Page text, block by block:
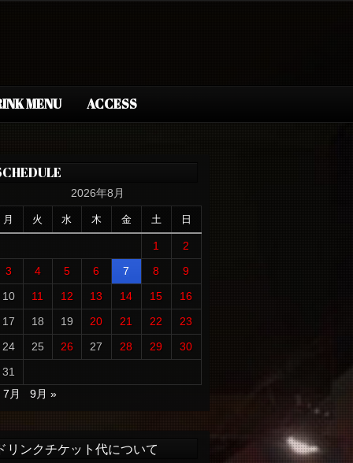
MENU ACCESS
2026年8月
月 火 水 木 金 土 日
1
2
3
4 5 6 7 8
9
10
11 12 13 14 15
16
17
18 19 20 21 22
23
24
25 26 27 28 29
30
31
7月
9月 »
リンクチケット代について